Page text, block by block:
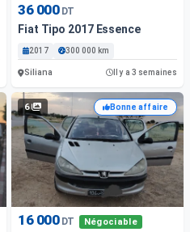
36 000 DT
Fiat Tipo 2017 Essence
2017 300 000 km
Siliana Il y a 3 semaines
6 Bonne affaire
16 000 DT Négociable